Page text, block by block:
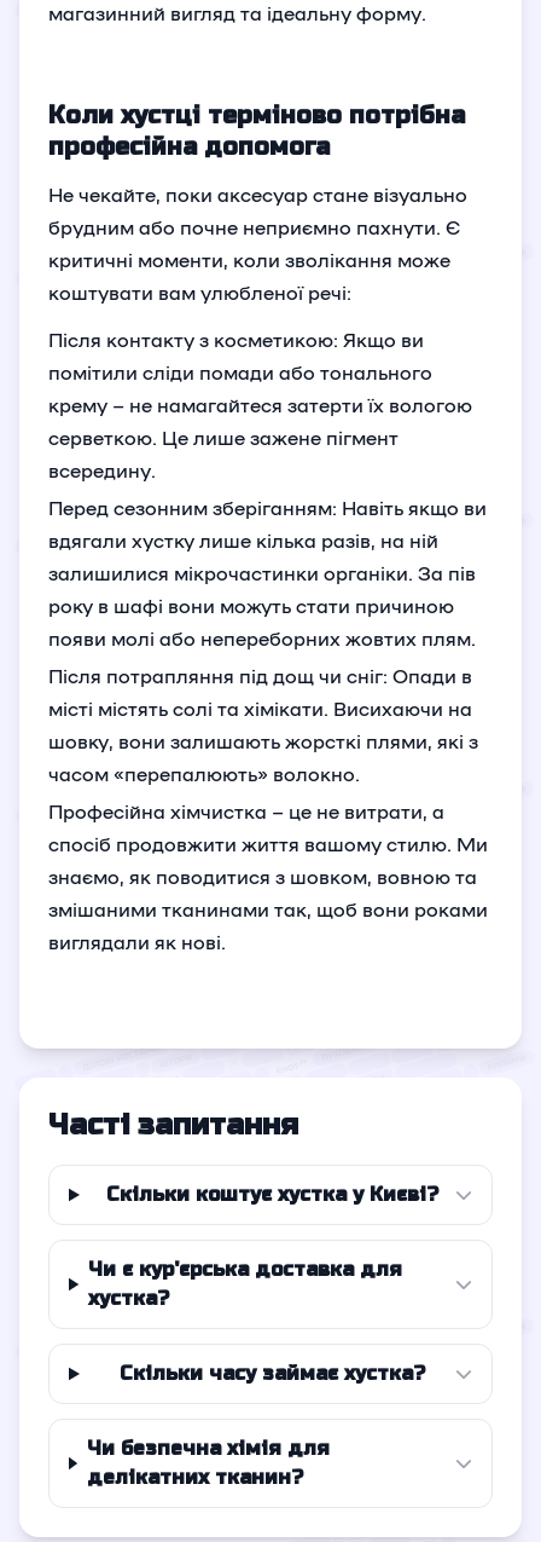
магазинний вигляд та ідеальну форму.
Коли хустці терміново потрібна
професійна допомога
Не чекайте, поки аксесуар стане візуально
брудним або почне неприємно пахнути. Є
критичні моменти, коли зволікання може
коштувати вам улюбленої речі:
Після контакту з косметикою: Якщо ви
помітили сліди помади або тонального
крему – не намагайтеся затерти їх вологою
серветкою. Це лише зажене пігмент
всередину.
Перед сезонним зберіганням: Навіть якщо ви
вдягали хустку лише кілька разів, на ній
залишилися мікрочастинки органіки. За пів
року в шафі вони можуть стати причиною
появи молі або непереборних жовтих плям.
Після потрапляння під дощ чи сніг: Опади в
місті містять солі та хімікати. Висихаючи на
шовку, вони залишають жорсткі плями, які з
часом «перепалюють» волокно.
Професійна хімчистка – це не витрати, а
спосіб продовжити життя вашому стилю. Ми
знаємо, як поводитися з шовком, вовною та
змішаними тканинами так, щоб вони роками
виглядали як нові.
Часті запитання
Скільки коштує хустка у Києві?
Чи є кур'єрська доставка для
хустка?
Скільки часу займає хустка?
Чи безпечна хімія для
делікатних тканин?